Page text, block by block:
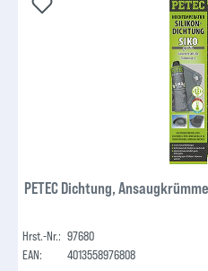
PETEC Dichtung,
Hrst.-Nr.: 97680
EAN:
4013558976808